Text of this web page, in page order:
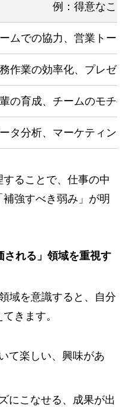
例：得意なこと
ムでの協力、営業トーク
作業の効率化、プレゼ
の育成、チームのモチ
タ分析、マーケティング
ることで、仕事の中
強すべき弱み」が明
される」領域を重視す
域を意識すると、自分
きます。
て楽しい、興味があ
にこなせる、成果が出